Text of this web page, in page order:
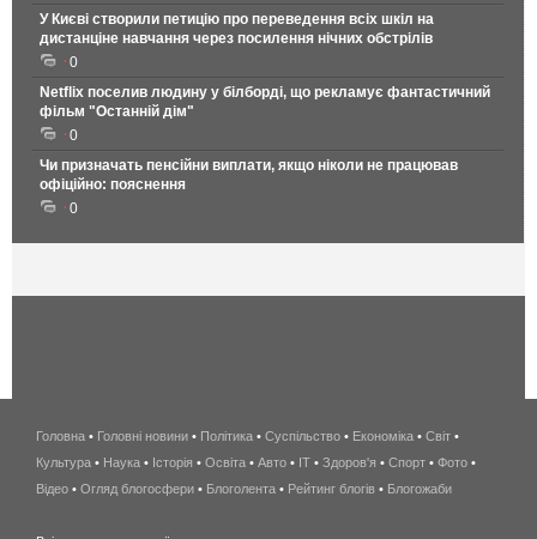
У Києві створили петицію про переведення всіх шкіл на
дистанціне навчання через посилення нічних обстрілів
0
Netflix поселив людину у білборді, що рекламує фантастичний
фільм "Останній дім"
0
Чи призначать пенсійни виплати, якщо ніколи не працював
офіційно: пояснення
0
беспроводной
интернет
киев
Головна • Головні новини • Політика • Суспільство • Економіка • Світ •
Культура • Наука • Історія • Освіта • Авто • IT • Здоров'я • Спорт • Фото •
Відео • Огляд блогосфери • Блоголента • Рейтинг блогів • Блогожаби